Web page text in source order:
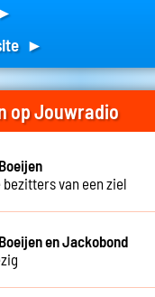
►
op Jouwradio
bezitters van een ziel
en Jackobond